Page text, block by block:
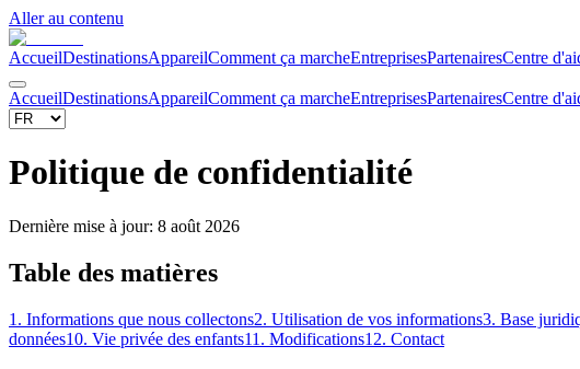
Aller au contenu
AccueilDestinationsAppareilComment ça marcheEntreprisesPartenairesCentre
AccueilDestinationsAppareilComment ça marcheEntreprisesPartenairesCentre
Politique de confidentialité
Dernière mise à jour: 8 août 2026
Table des matières
1. Informations que nous collectons2. Utilisation de vos informations3. Base
données10. Vie privée des enfants11. Modifications12. Contact